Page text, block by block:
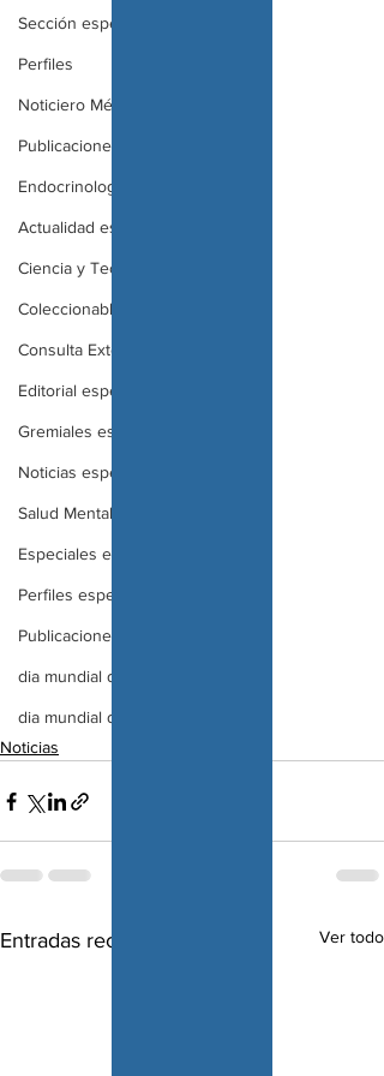
Sección especial
Perfiles
Noticiero Médico 2020
Publicaciones
Endocrinología
Actualidad especial
Ciencia y Tecnología especial
Coleccionable especial
Consulta Externa especial
Editorial especial
Gremiales especial
Noticias especial
Salud Mental especial
Especiales especial
Perfiles especial
Publicaciones especial
dia mundial de la diabetes
dia mundial de la hipertension
Noticias
Entradas recientes Ver todo